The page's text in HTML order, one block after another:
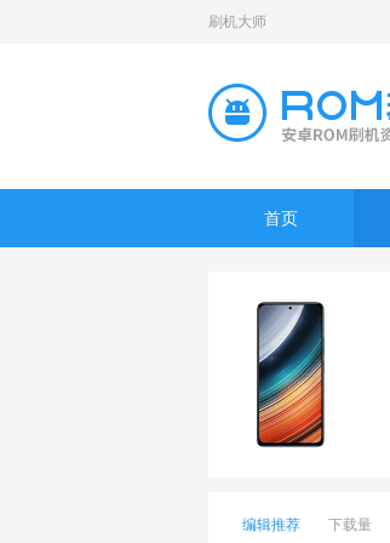
刷机大师
首页
编辑推荐 下载量